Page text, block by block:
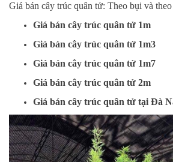
Giá bán cây trúc quân tử: Theo bụi và
Giá bán cây trúc quân tử 1m
Giá bán cây trúc quân tử 1m3
Giá bán cây trúc quân tử 1m7
Giá bán cây trúc quân tử 2m
Giá bán cây trúc quân tử tại Đà